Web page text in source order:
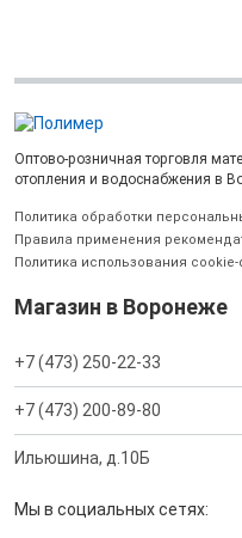
Оптово-розничная торговля
отопления и водоснабжения в
Политика обработки
Правила применения
Политика использования
Магазин в Воронеже
+7 (473) 250-22-33
+7 (473) 200-89-80
Ильюшина, д.10Б
Мы в социальных сетях: